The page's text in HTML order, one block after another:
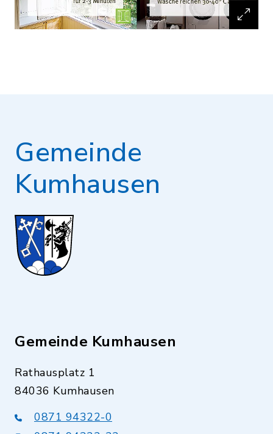
Gemeinde
Kumhausen
Gemeinde Kumhausen
Rathausplatz 1
84036 Kumhausen
0871 94322-0